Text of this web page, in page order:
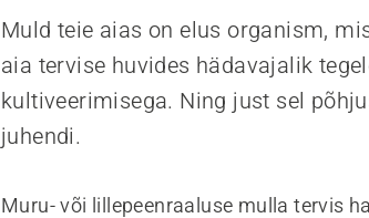
Muld teie aias on elus organism,
aia tervise huvides hädavajalik
kultiveerimisega. Ning just sel
juhendi.
Muru- või lillepeenraaluse mulla tervis